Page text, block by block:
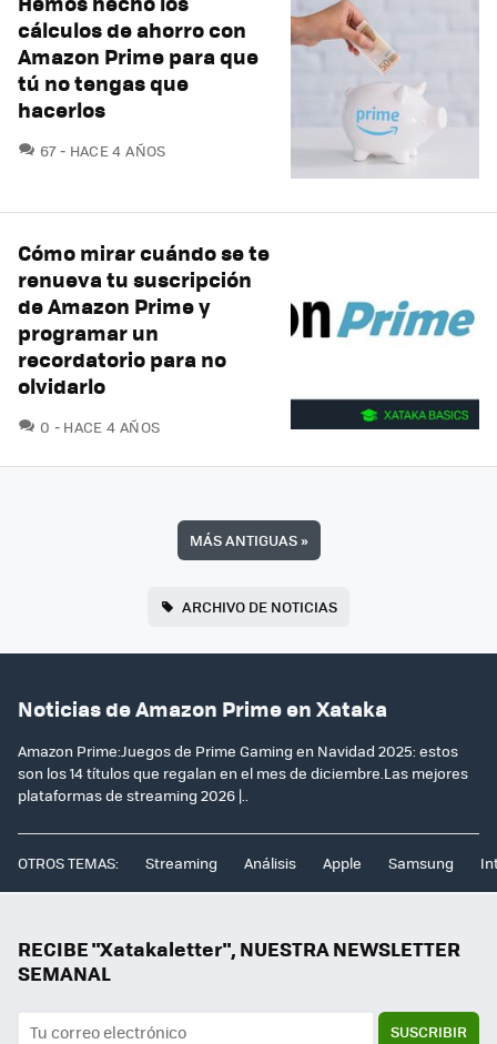
cálculos de ahorro con
Amazon Prime para que
tú no tengas que
hacerlos
67COMENTARIOS
HACE 4 AÑOS
Cómo mirar cuándo se te
renueva tu suscripción
de Amazon Prime y
programar un
recordatorio para no
olvidarlo
0 COMENTARIOS
HACE 4 AÑOS
MÁS ANTIGUAS»
ARCHIVO DE NOTICIAS
Noticias de Amazon Prime en Xataka
Amazon Prime:Juegos de Prime Gaming en Navidad 2025: estos
son los 14 títulos que regalan en el mes de diciembre.Las mejores
plataformas de streaming 2026 |..
OTROS TEMAS: Streaming Análisis Apple Samsung
RECIBE "Xatakaletter", NUESTRA NEWSLETTER
SEMANAL
SUSCRIBIR